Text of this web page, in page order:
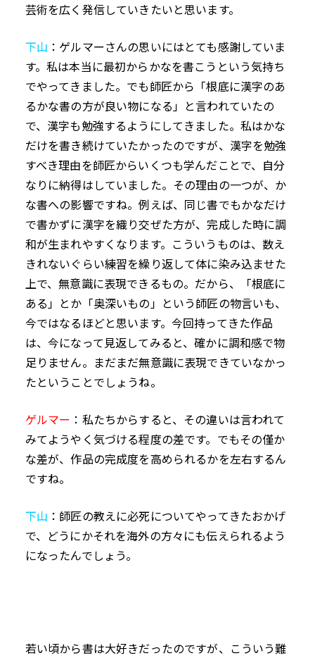
芸術を広く発信していきたいと思います。
下山 ：ゲルマーさんの思いにはとても感謝していま
す。私は本当に最初からかなを書こうという気持ち
でやってきました。でも師匠から「根底に漢字のあ
るかな書の方が良い物になる」と言われていたの
で、漢字も勉強するようにしてきました。私はかな
だけを書き続けていたかったのですが、漢字を勉強
すべき理由を師匠からいくつも学んだことで、自分
なりに納得はしていました。その理由の一つが、か
な書への影響ですね。例えば、同じ書でもかなだけ
で書かずに漢字を織り交ぜた方が、完成した時に調
和が生まれやすくなります。こういうものは、数え
きれないぐらい練習を繰り返して体に染み込ませた
上で、無意識に表現できるもの。だから、「根底に
ある」とか「奥深いもの」という師匠の物言いも、
今ではなるほどと思います。今回持ってきた作品
は、今になって見返してみると、確かに調和感で物
足りません。まだまだ無意識に表現できていなかっ
たということでしょうね。
ゲルマー ：私たちからすると、その違いは言われて
みてようやく気づける程度の差です。でもその僅か
な差が、作品の完成度を高められるかを左右するん
ですね。
下山 ：師匠の教えに必死についてやってきたおかげ
で、どうにかそれを海外の方々にも伝えられるよう
になったんでしょう。
若い頃から書は大好きだったのですが、こういう難